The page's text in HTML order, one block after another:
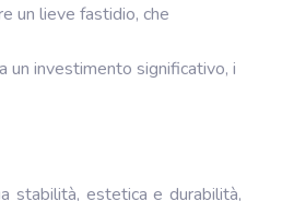
un lieve fastidio, che
un investimento significativo, i
stabilità, estetica e durabilità,